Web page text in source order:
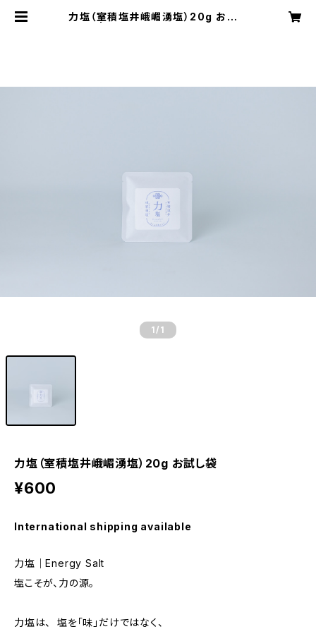
力塩（室積塩井峨嵋湧塩）20g お試し
1 /1
力塩（室積塩井峨嵋湧塩）20g お試し袋
¥600
International shipping available
力塩｜Energy Salt
塩こそが、力の源。
力塩は、 塩を「味」だけではなく、